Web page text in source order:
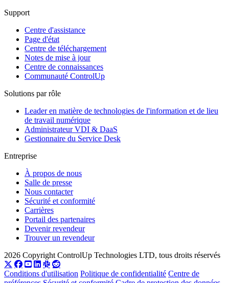
Support
Centre d'assistance
Page d'état
Centre de téléchargement
Notes de mise à jour
Centre de connaissances
Communauté ControlUp
Solutions par rôle
Leader en matière de technologies de l'information et de lieu
de travail numérique
Administrateur VDI & DaaS
Gestionnaire du Service Desk
Entreprise
À propos de nous
Salle de presse
Nous contacter
Sécurité et conformité
Carrières
Portail des partenaires
Devenir revendeur
Trouver un revendeur
2026 Copyright ControlUp Technologies LTD, tous droits réservés
Conditions d'utilisation Politique de confidentialité Centre de